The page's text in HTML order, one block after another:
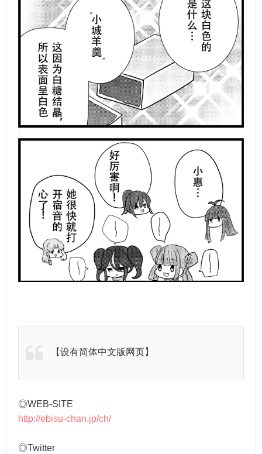
【设有简体中文版网页】
◎WEB-SITE
http://ebisu-chan.jp/ch/
◎Twitter